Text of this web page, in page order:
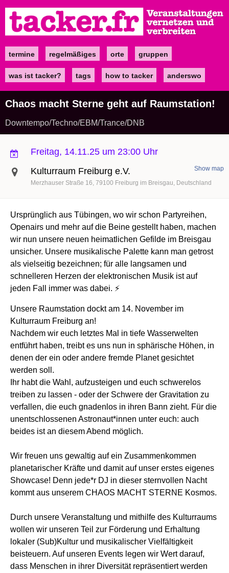
zum
Inhalt
Maintermine regelmäßiges orte gruppen
was ist tacker? tags how to tacker anderswo
Chaos macht Sterne geht auf Raumstation!
Downtempo/Techno/EBM/Trance/DNB
Freitag, 14.11.25 um 23:00 Uhr
Kulturraum Freiburg e.V.
Merzhauser Straße 16 79100 Freiburg im Breisgau Deutschland
Show map
Ursprünglich aus Tübingen, wo wir schon Partyreihen,
Openairs und mehr auf die Beine gestellt haben, machen
wir nun unsere neuen heimatlichen Gefilde im Breisgau
unsicher. Unsere musikalische Palette kann man getrost
als vielseitig bezeichnen; für alle langsamen und
schnelleren Herzen der elektronischen Musik ist auf
jeden Fall immer was dabei. ⚡
Unsere Raumstation dockt am 14. November im
Kulturraum Freiburg an!
Nachdem wir euch letztes Mal in tiefe Wasserwelten
entführt haben, treibt es uns nun in sphärische Höhen, in
denen der ein oder andere fremde Planet gesichtet
werden soll.
Ihr habt die Wahl, aufzusteigen und euch schwerelos
treiben zu lassen - oder der Schwere der Gravitation zu
verfallen, die euch gnadenlos in ihren Bann zieht. Für die
unentschlossenen Astronaut*innen unter euch: auch
beides ist an diesem Abend möglich.
Wir freuen uns gewaltig auf ein Zusammenkommen
planetarischer Kräfte und damit auf unser erstes eigenes
Showcase! Denn jede*r DJ in dieser sternvollen Nacht
kommt aus unserem CHAOS MACHT STERNE Kosmos.
Durch unsere Veranstaltung und mithilfe des Kulturraums
wollen wir unseren Teil zur Förderung und Erhaltung
lokaler (Sub)Kultur und musikalischer Vielfältigkeit
beisteuern. Auf unseren Events legen wir Wert darauf,
dass Menschen in ihrer Diversität repräsentiert werden